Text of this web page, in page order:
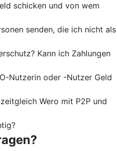
schicken und von wem
senden, die ich nicht als
Kann ich Zahlungen
Nutzerin oder -Nutzer Geld
Wero mit P2P und